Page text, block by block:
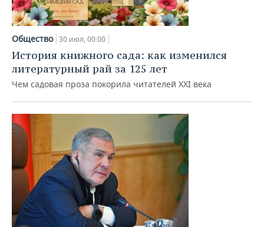
Общество 30 июл, 00:00
История книжного сада: как изменился
литературный рай за 125 лет
Чем садовая проза покорила читателей XXI века